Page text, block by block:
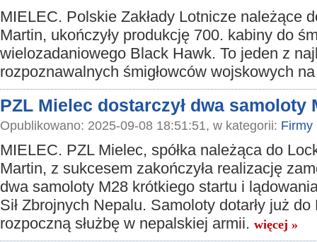
MIELEC. Polskie Zakłady Lotnicze należące
Martin, ukończyły produkcję 700. kabiny do
wielozadaniowego Black Hawk. To jeden z
rozpoznawalnych śmigłowców wojskowych
PZL Mielec dostarczył dwa samoloty
Opublikowano: 2025-09-08 18:51:51, w kategorii: Firmy
MIELEC. PZL Mielec, spółka należąca do
Martin, z sukcesem zakończyła realizację
dwa samoloty M28 krótkiego startu i
Sił Zbrojnych Nepalu. Samoloty dotarły już
rozpoczną służbę w nepalskiej armii. więcej »